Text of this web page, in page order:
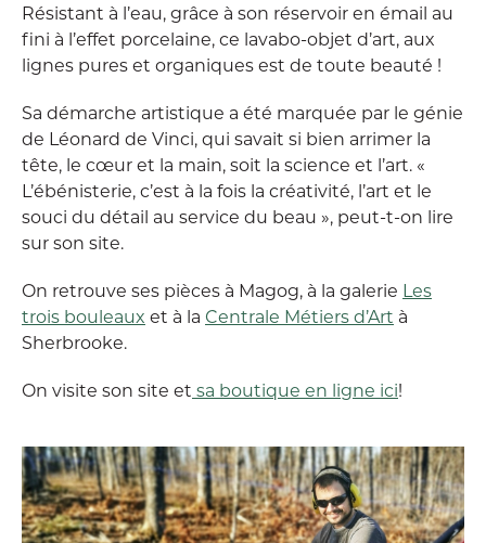
Résistant à l’eau, grâce à son réservoir en émail au
fini à l’effet porcelaine, ce lavabo-objet d’art, aux
lignes pures et organiques est de toute beauté !
Sa démarche artistique a été marquée par le génie
de Léonard de Vinci, qui savait si bien arrimer la
tête, le cœur et la main, soit la science et l’art. «
L’ébénisterie, c’est à la fois la créativité, l’art et le
souci du détail au service du beau », peut-t-on lire
sur son site.
On retrouve ses pièces à Magog, à la galerie Les
trois bouleaux et à la Centrale Métiers d’Art à
Sherbrooke.
On visite son site et sa boutique en ligne ici!